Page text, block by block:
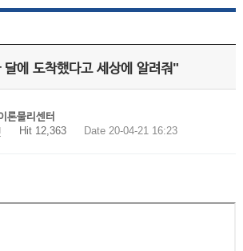
에 도착했다고 세상에 알려줘"
론물리센터
Hit 12,363 Date 20-04-21 16:23